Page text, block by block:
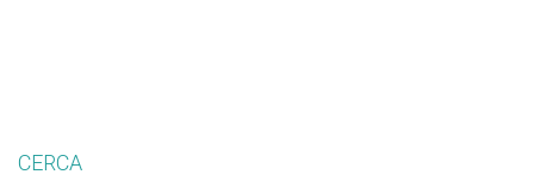
CERCA